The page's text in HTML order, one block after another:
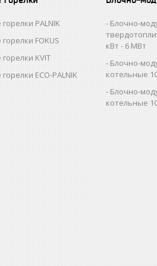
PALNIK
FOKUS
KVIT
ECO-PALNIK
Блочно-
кВт - 6 МВт
Блочно-
котельные
Блочно-
котельные